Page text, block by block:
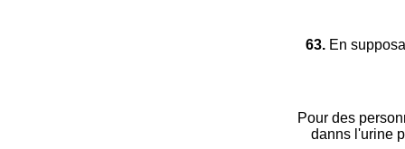
63.En
Pour des
danns l'urine